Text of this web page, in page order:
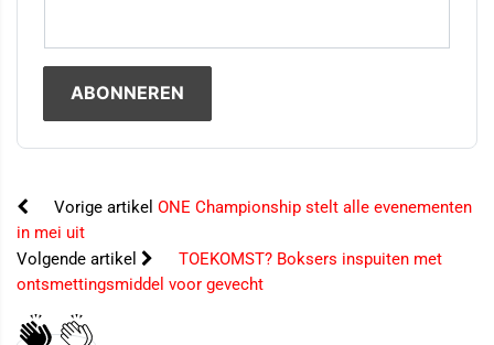
Vorige artikel ONE Championship stelt alle evenementen
in mei uit
Volgende artikel
TOEKOMST? Boksers inspuiten met
ontsmettingsmiddel voor gevecht